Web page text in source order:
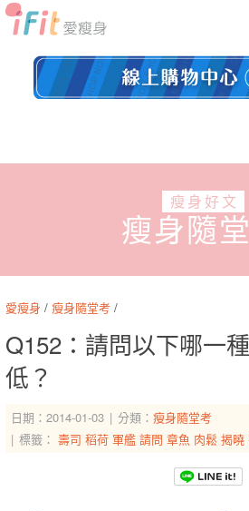
瘦身好文
瘦身隨
愛瘦身 / 瘦身隨堂考 /
Q152：請問以下哪一
低？
日期：2014-01-03 分類： 瘦身隨堂考
標籤： 壽司 稻荷 軍艦 請問 章魚 肉鬆 揭曉